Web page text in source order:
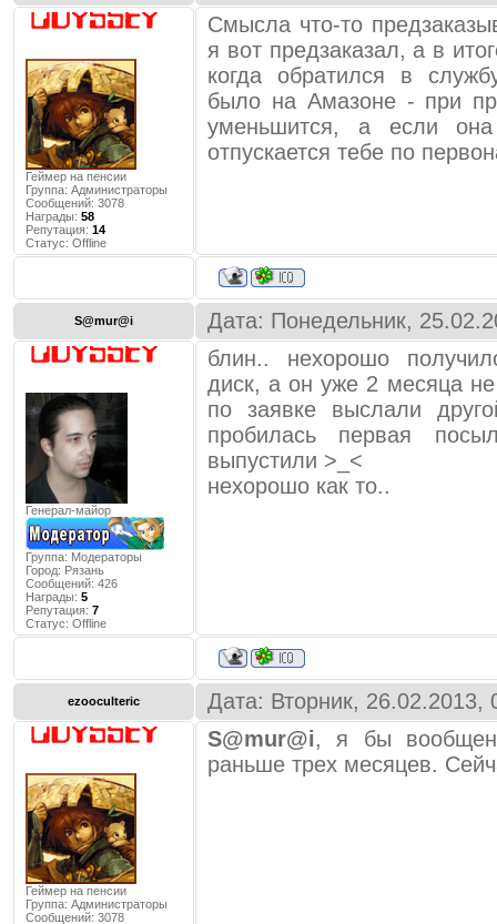
Геймер на пенсии
Группа: Администраторы
Сообщений: 3078
Награды: 58
Репутация: 14
Статус: Offline
Смысла что-то
я вот предзаказал, а в
когда обратился в
было на Амазоне - при
уменьшится, а если она
отпускается тебе по
S@mur@i Дата: Понедельник,
Генерал-майор
Группа: Модераторы
Город: Рязань
Сообщений: 426
Награды: 5
Репутация: 7
Статус: Offline
блин.. нехорошо
диск, а он уже 2 месяца
по заявке выслали
пробилась первая
выпустили >_<
нехорошо как то..
ezooculteric Дата: Вторник,
Геймер на пенсии
Группа: Администраторы
Сообщений: 3078
S@mur@i, я бы
раньше трех месяцев.